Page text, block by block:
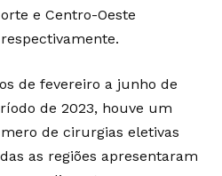
e Centro-Oeste
de fevereiro a junho de
de 2023, houve um
de cirurgias eletivas
as regiões apresentaram